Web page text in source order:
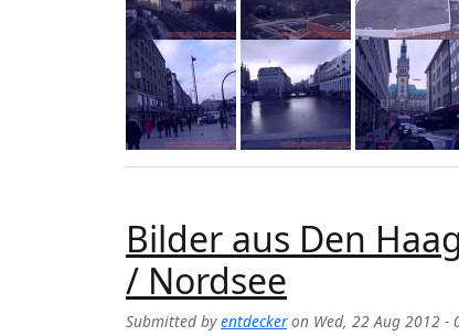
Bilder aus Den
/ Nordsee
Submitted byentdeckeron Wed, 22 Aug 2012 -